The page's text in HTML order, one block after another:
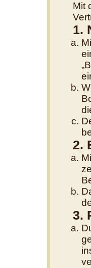
Mit
1.
2.
3.